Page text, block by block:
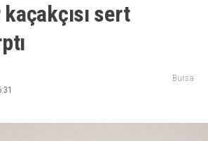
sert
Bursa